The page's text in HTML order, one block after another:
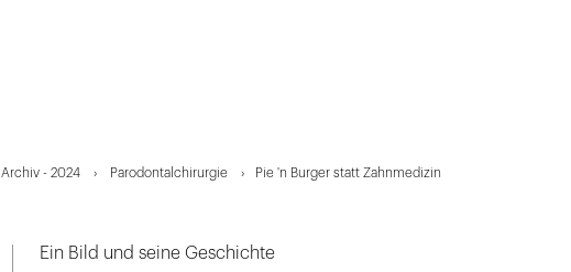
Archiv - 2024 Parodontalchirurgie Pie 'n Burger statt Zahnmedizin
Ein Bild und seine Geschichte